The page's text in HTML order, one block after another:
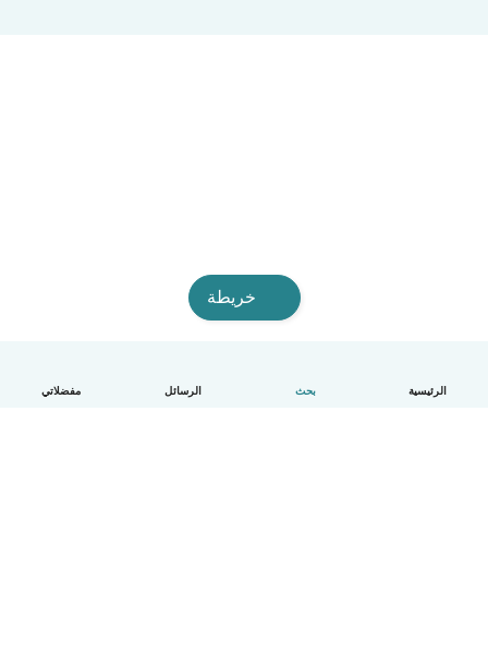
الرئيسية بحث الرسائل مفضلاتي
خريطة